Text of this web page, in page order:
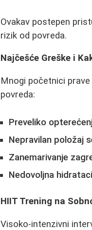
Ovakav postepen
rizik od povreda.
Najčešće Greške i
Mnogi početnici
povreda:
Preveliko
Nepravilan položaj
Zanemarivanje
Nedovoljna
HIIT Trening na
Visoko-intenzivni